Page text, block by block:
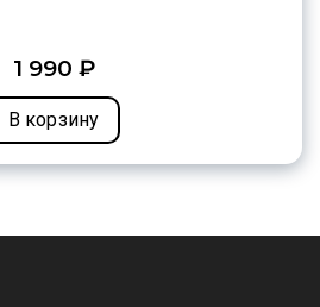
1 990 ₽
В корзину